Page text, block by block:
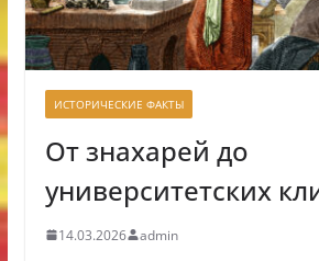
ИСТОРИЧЕСКИЕ ФАКТЫ
От знахарей до
университетских
14.03.2026 admin